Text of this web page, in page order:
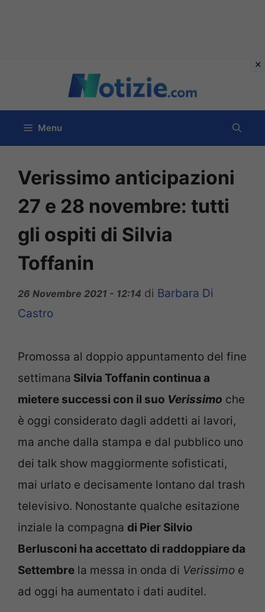
contenuto
Menu
Verissimo anticipazioni
27 e 28 novembre: tutti
gli ospiti di Silvia
Toffanin
26 Novembre 2021 - 12:14 di Barbara Di
Castro
Promossa al doppio appuntamento del fine
settimana Silvia Toffanin continua a
mietere successi con il suo Verissimo che
è oggi considerato dagli addetti ai lavori,
ma anche dalla stampa e dal pubblico uno
dei talk show maggiormente sofisticati,
mai urlato e decisamente lontano dal trash
televisivo. Nonostante qualche esitazione
inziale la compagna di Pier Silvio
Berlusconi ha accettato di raddoppiare da
Settembre la messa in onda di Verissimo e
ad oggi ha aumentato i dati auditel.